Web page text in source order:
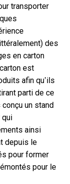
transporter
des
en carton
est
afin qu’ils
parti de ce
un stand
qui
ainsi
depuis le
pour former
pour le